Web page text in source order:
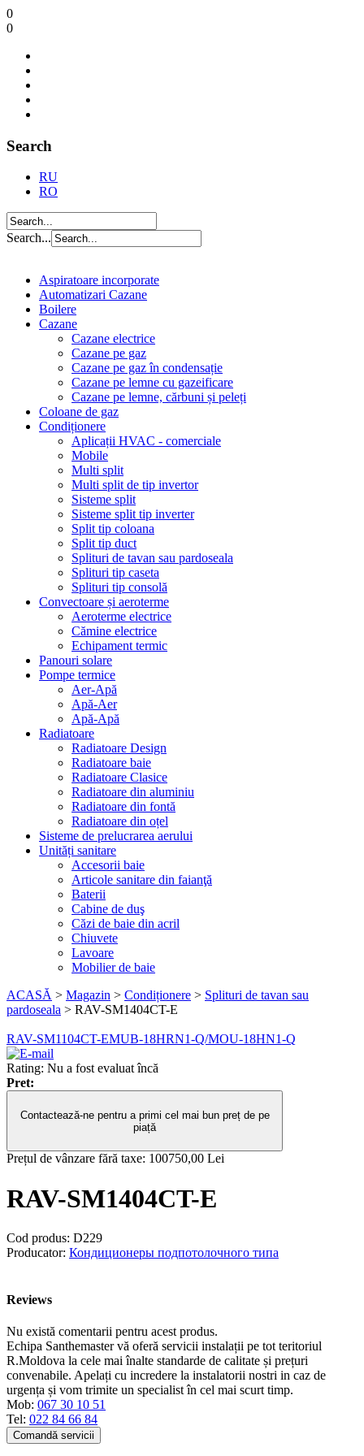
0
0
Search
RU
RO
Search...
Aspiratoare incorporate
Automatizari Cazane
Boilere
Cazane
Cazane electrice
Cazane pe gaz
Cazane pe gaz în condensație
Cazane pe lemne cu gazeificare
Cazane pe lemne, cărbuni și peleți
Coloane de gaz
Condiționere
Aplicații HVAC - comerciale
Mobile
Multi split
Multi split de tip invertor
Sisteme split
Sisteme split tip inverter
Split tip coloana
Split tip duct
Splituri de tavan sau pardoseala
Splituri tip caseta
Splituri tip consolă
Convectoare și aeroterme
Aeroterme electrice
Cămine electrice
Echipament termic
Panouri solare
Pompe termice
Aer-Apă
Apă-Aer
Apă-Apă
Radiatoare
Radiatoare Design
Radiatoare baie
Radiatoare Clasice
Radiatoare din aluminiu
Radiatoare din fontă
Radiatoare din oțel
Sisteme de prelucrarea aerului
Unități sanitare
Accesorii baie
Articole sanitare din faianţă
Baterii
Cabine de duş
Căzi de baie din acril
Chiuvete
Lavoare
Mobilier de baie
ACASĂ > Magazin > Condiționere > Splituri de tavan sau
pardoseala > RAV-SM1404CT-E
RAV-SM1104CT-EMUB-18HRN1-Q/MOU-18HN1-Q
Rating: Nu a fost evaluat încă
Pret:
Contactează-ne pentru a primi cel mai bun preț de pe
piață
Prețul de vânzare fără taxe: 100750,00 Lei
RAV-SM1404CT-E
Cod produs: D229
Producator: Кондиционеры подпотолочного типа
Reviews
Nu există comentarii pentru acest produs.
Echipa Santhemaster vă oferă servicii instalații pe tot teritoriul
R.Moldova la cele mai înalte standarde de calitate și prețuri
convenabile. Apelați cu incredere la instalatorii nostri in caz de
urgența și vom trimite un specialist în cel mai scurt timp.
Mob: 067 30 10 51
Tel: 022 84 66 84
Comandă servicii